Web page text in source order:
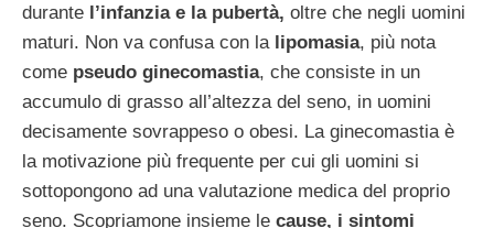
durante l’infanzia e la pubertà, oltre che negli uomini
maturi. Non va confusa con la lipomasia, più nota
come pseudo ginecomastia, che consiste in un
accumulo di grasso all’altezza del seno, in uomini
decisamente sovrappeso o obesi. La ginecomastia è
la motivazione più frequente per cui gli uomini si
sottopongono ad una valutazione medica del proprio
seno. Scopriamone insieme le cause, i sintomi